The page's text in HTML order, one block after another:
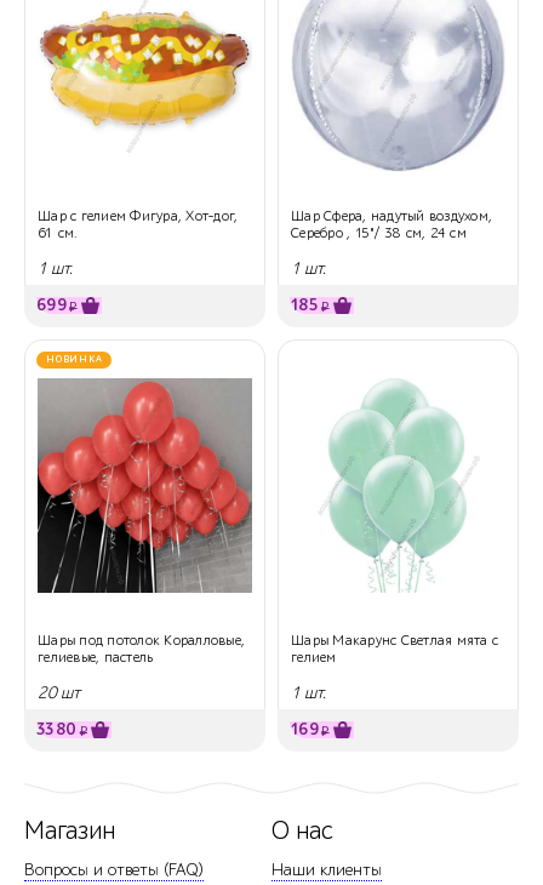
Шар с гелием Фигура, Хот-дог,
61 см.
1 шт.
699₽
Шар Сфера, надутый воздухом,
Серебро , 15"/ 38 см, 24 см
1 шт.
185 ₽
НОВИНКА
Шары под потолок Коралловые,
гелиевые, пастель
20 шт
3380 ₽
Шары Макарунс Светлая мята с
гелием
1 шт.
169₽
Магазин
Вопросы и ответы (FAQ)
О нас
Наши клиенты